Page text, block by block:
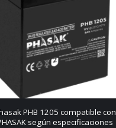
PHB 1205 compatible con
según especificaciones